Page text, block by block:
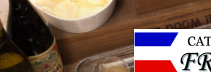
ン
テ
ン